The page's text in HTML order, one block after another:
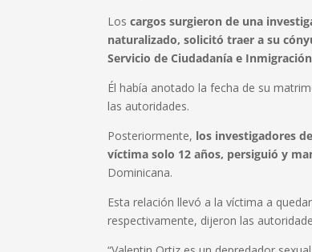
Loscargos surgieron de una
naturalizado, solicitó traer a su
Servicio de Ciudadanía e
Él había anotado la fecha de su
las autoridades.
Posteriormente, los investigadores
víctima solo 12 años, persiguió y
Dominicana.
Esta relación llevó a la víctima a
respectivamente, dijeron las